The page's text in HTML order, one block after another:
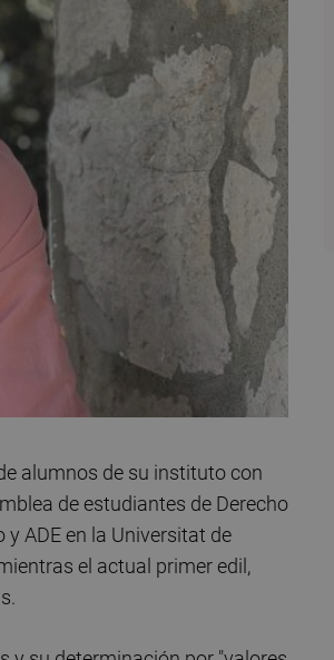
alumnos de su instituto con
de estudiantes de Derecho
y ADE en la Universitat de
el actual primer edil,